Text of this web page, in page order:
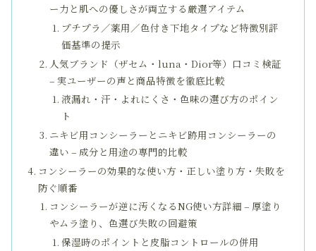
ー力と肌への優しさが両立する厳選アイテム
プチプラ／薬用／色付き下地タイプなど特徴別評
価基準の提示
人気ブランド（ザセム・luna・Dior等）口コミ検証
– 実ユーザーの声と商品特徴を徹底比較
液漏れ・汗・よれにくさ・色味の選び方のポイン
ト
ニキビ用コンシーラーとニキビ跡用コンシーラーの
違い – 成分と用途の専門的比較
コンシーラーの効果的な使い方・正しい塗り方・失敗を
防ぐ順番
コンシーラーが逆に汚くなるNG使い方詳細 – 厚塗り
やムラ塗り、色選び失敗の回避策
保湿時のポイントと皮脂コントロールの併用